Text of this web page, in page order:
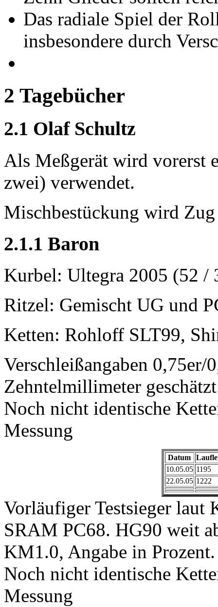
Das radiale Spiel der
insbesondere durch
2 Tagebücher
2.1 Olaf Schultz
Als Meßgerät wird vorerst
zwei) verwendet.
Mischbestückung wird
2.1.1 Baron
Kurbel: Ultegra 2005 (52 /
Ritzel: Gemischt UG und
Ketten: Rohloff SLT99,
Verschleißangaben 0,75er/
Zehntelmillimeter
Noch nicht identische
Messung
Datum
10.05.05 1195
22.05.05 1222
Vorläufiger Testsieger
SRAM PC68. HG90 weit
KM1.0, Angabe in
Noch nicht identische
Messung